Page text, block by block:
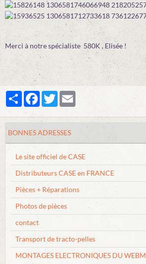
Merci à notre spécialiste 580K , Elisée !
PartagerFacebook
Twitter
BONNES ADRESSES
Le site officiel de CASE
Distributeurs CASE en FRANCE
Pièces + Réparations
Photos de pièces
contact
Transport de tracto-pelles
MONTAGES ELECTRONIQUES DU WEBM